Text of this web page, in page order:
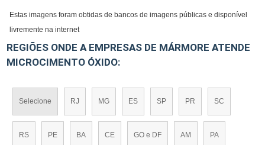
Estas imagens foram obtidas de bancos de imagens públicas e disponível
livremente na internet
REGIÕES ONDE A EMPRESAS DE MÁRMORE ATENDE
MICROCIMENTO ÓXIDO:
Selecione RJ MG ES SP PR SC
RS PE BA CE GO e DF AM PA